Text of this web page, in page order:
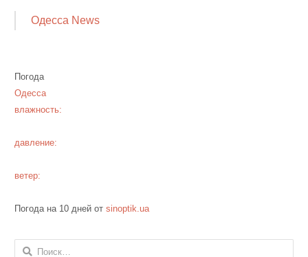
Одесса News
Погода
Одесса
влажность:
давление:
ветер:
Погода на 10 дней от sinoptik.ua
Найти: